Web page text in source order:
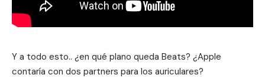
Y a todo esto.. ¿en qué plano queda Beats? ¿Apple
contaría con dos partners para los auriculares?